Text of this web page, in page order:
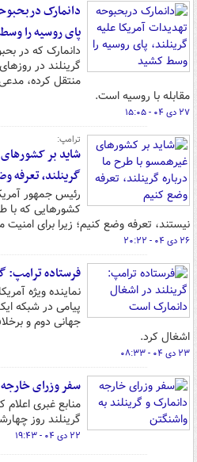
دانمارک
پای روسیه را
دانمارک که در
گرینلند در
منتقل کرده،
مقابله با روسیه است.
۲۷ دی ۰۴ - ۱۵:۰۵
ترامپ:
شاید بر
گرینلند، تعرفه
رئیس‌ جمهور
کشورهایی که با
نیستند، تعرفه وضع کنیم؛ زیرا برای امنیت
۲۶ دی ۰۴ - ۲۰:۲۲
فرستاده ترامپ:
نماینده ویژه
پیامی در شبکه
جهانی دوم و
اشغال کرد.
۲۳ دی ۰۴ - ۰۸:۳۳
سفر وزرای خارجه
منابع غبری اعلام
گرینلند روز
۲۲ دی ۰۴ - ۱۹:۴۳